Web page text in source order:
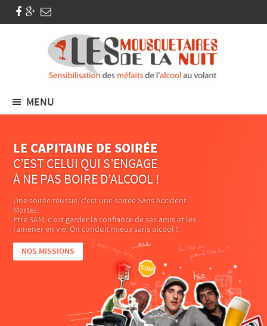
MENU
LE CAPITAINE DE SOIRÉE
C’EST CELUI QUI S’ENGAGE
À NE PAS BOIRE D’ALCOOL !
Une soirée réussie, c'est une soirée Sans Accident
Mortel.
Etre SAM, c'est garder la confiance de ses amis et les
ramener en vie. On conduit mieux sans alcool !
NOS MISSIONS